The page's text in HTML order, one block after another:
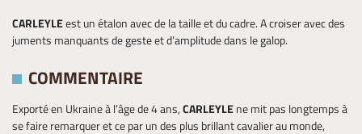
CARLEYLEest un étalon avec de la taille et du cadre. A croiser avec des
juments manquants de geste et d’amplitude dans le galop.
COMMENTAIRE
Exporté en Ukraine à l’âge de 4 ans,CARLEYLEne mit pas longtemps à
se faire remarquer et ce par un des plus brillant cavalier au monde,